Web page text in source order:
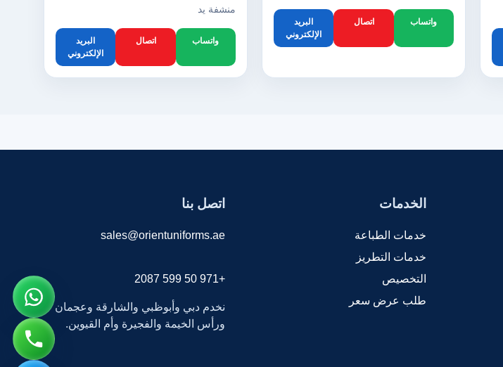
واتساب اتصال
البريد
الإلكتروني
منشفة يد
واتساب اتصال
البريد
الإلكتروني
الخدمات
خدمات الطباعة
خدمات التطريز
التخصيص
طلب عرض سعر
اتصل بنا
sales@orientuniforms.ae
+971 50 599 2087
نخدم دبي وأبوظبي والشارقة وعجمان
ورأس الخيمة والفجيرة وأم القيوين.